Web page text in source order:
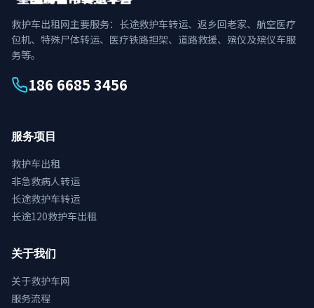
救护车出租网主要服务：长途救护车转运、返乡回老家、航空医疗
包机、特殊尸体转运、医疗铁路担架、道路救援、殡仪及殡仪车服
务等。
186 6685 3456
服务项目
救护车出租
非急救病人转运
长途救护车转运
长途120救护车出租
关于我们
关于救护车网
服务流程